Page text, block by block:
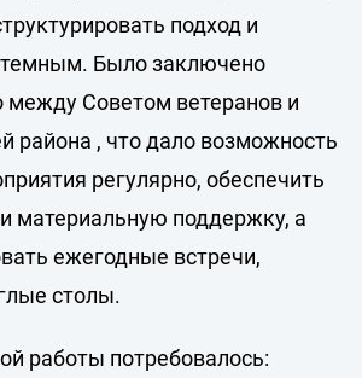
подход и
Было заключено
между Советом ветеранов и
района , что дало возможность
регулярно, обеспечить
материальную поддержку, а
ежегодные встречи,
столы.
работы потребовалось: